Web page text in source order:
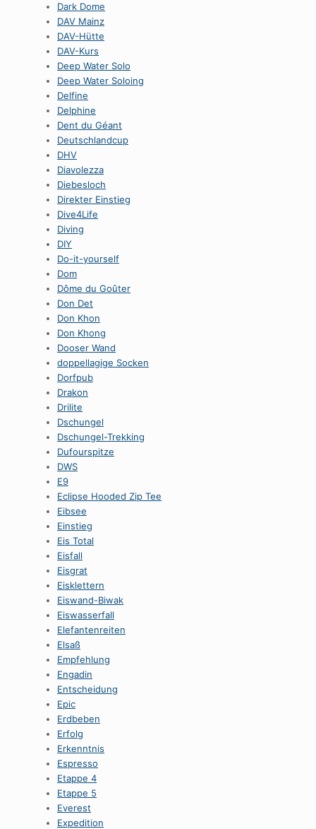
Dark Dome
DAV Mainz
DAV-Hütte
DAV-Kurs
Deep Water Solo
Deep Water Soloing
Delfine
Delphine
Dent du Géant
Deutschlandcup
DHV
Diavolezza
Diebesloch
Direkter Einstieg
Dive4Life
Diving
DIY
Do-it-yourself
Dom
Dôme du Goûter
Don Det
Don Khon
Don Khong
Dooser Wand
doppellagige Socken
Dorfpub
Drakon
Drilite
Dschungel
Dschungel-Trekking
Dufourspitze
DWS
E9
Eclipse Hooded Zip Tee
Eibsee
Einstieg
Eis Total
Eisfall
Eisgrat
Eisklettern
Eiswand-Biwak
Eiswasserfall
Elefantenreiten
Elsaß
Empfehlung
Engadin
Entscheidung
Epic
Erdbeben
Erfolg
Erkenntnis
Espresso
Etappe 4
Etappe 5
Everest
Expedition